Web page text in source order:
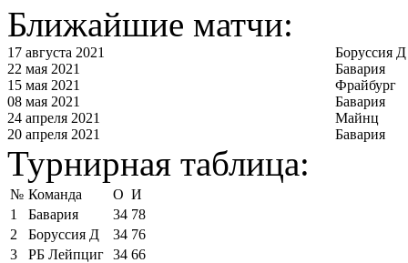
Ближайшие матчи:
17 августа 2021
Боруссия Д
22 мая 2021
Бавария
15 мая 2021
Фрайбург
08 мая 2021
Бавария
24 апреля 2021
Майнц
20 апреля 2021
Бавария
Турнирная таблица:
№ Команда О И
1
Бавария 34 78
2
Боруссия Д 34 76
3
РБ Лейпциг 34 66